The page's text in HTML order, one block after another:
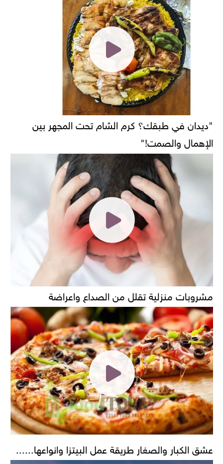
"ديدان في طبقك؟ كرم الشام تحت المجهر بين
الإهمال والصمت!"
مشروبات منزلية تقلل من الصداع واعراضة
عشق الكبار والصغار طريقة عمل البيتزا وانواعها......